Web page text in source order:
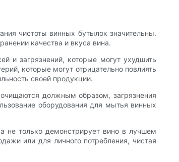
чистоты винных бутылок значительны.
качества и вкуса вина.
и загрязнений, которые могут ухудшить
которые могут отрицательно повлиять
своей продукции.
должным образом, загрязнения
оборудования для мытья винных
не только демонстрирует вино в лучшем
или для личного потребления, чистая